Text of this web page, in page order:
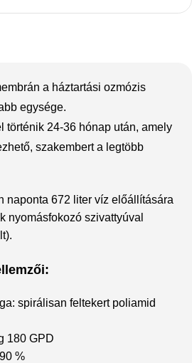
a háztartási ozmózis
egysége.
történik 24-36 hónap után, amely
szakembert a legtöbb
naponta 672 liter víz előállítására
nyomásfokozó szivattyúval
spirálisan feltekert poliamid
180 GPD
%